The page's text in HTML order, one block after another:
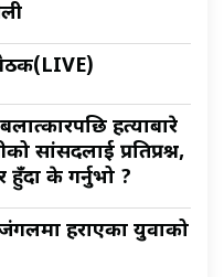
हत्याबारे
सांसदलाई प्रतिप्रश्न,
हुँदा के गर्नुभो ?
जंगलमा हराएका युवाको